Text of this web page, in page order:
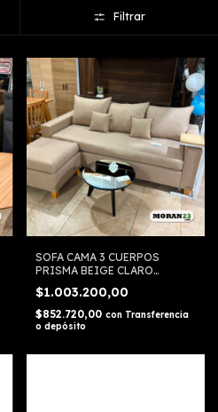
Filtrar
SOFA CAMA 3 CUERPOS
PRISMA BEIGE CLARO
CHENILLE
$1.003.200,00
$852.720,00 con Transferencia
o depósito